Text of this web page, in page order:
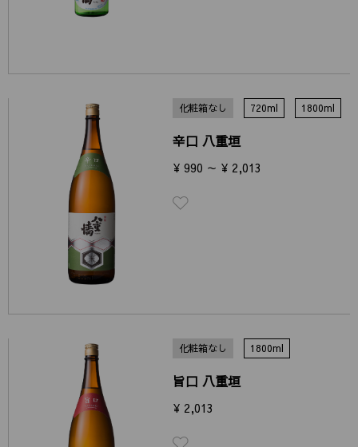
化粧箱なし 720ml 1800ml
辛口 八重垣
¥ 990 ～ ¥ 2,013
化粧箱なし 1800ml
旨口 八重垣
¥ 2,013